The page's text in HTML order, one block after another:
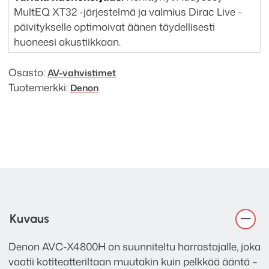
MultEQ XT32 -järjestelmä ja valmius Dirac Live -
päivitykselle optimoivat äänen täydellisesti
huoneesi akustiikkaan.
Osasto:AV-vahvistimet
Tuotemerkki: Denon
Kuvaus
Denon AVC-X4800H on suunniteltu harrastajalle, joka
vaatii kotiteatteriltaan muutakin kuin pelkkää ääntä –